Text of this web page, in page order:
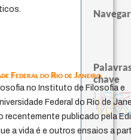
Federal do Rio de Janeiro
no Instituto de Filosofia e
Federal do Rio de
recentemente publicado pela
a vida é e outros ensaios a
Navegar
chave
fundamentalismo
jacobi
protágoras
experiência temporal género
idadeintolerância
identidade nacional
homem-
filosofias indígenas
filosofia brasileira j.c.m. netopalavra
perdón
leyes
violencia
guayaquil
logos
lei desejo
papel da lei
sacrifício
bataille
mind
therapy
animais viktor frankl